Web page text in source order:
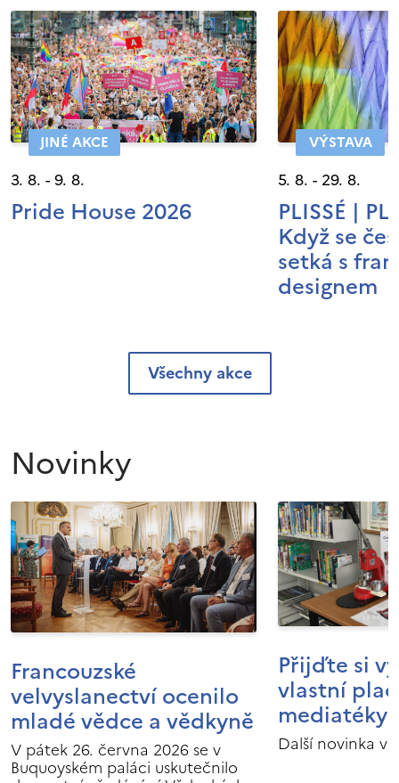
JINÉ AKCE
3. 8. - 9. 8.
Pride House 2026
VÝSTAVA
5. 8. - 29. 8.
PLISSÉ |
Když se
setká s
designem
Všechny akce
Novinky
Francouzské
velvyslanectví ocenilo
mladé vědce a vědkyně
V pátek 26. června 2026 se v
Buquoyském paláci uskutečnilo
Přijďte si
vlastní
mediatéky
Další novinka v